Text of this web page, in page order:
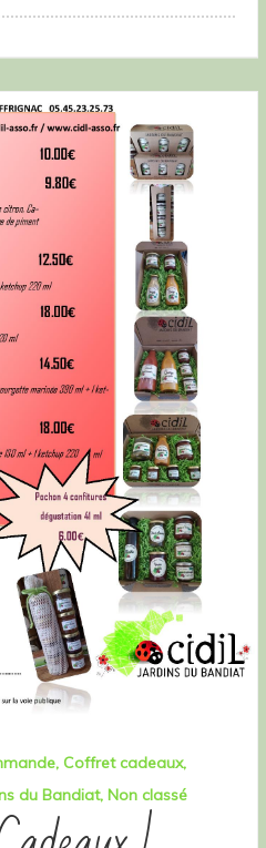
Coffret cadeaux
du Bandiat Non classé